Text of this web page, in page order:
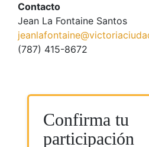
Contacto
Jean La Fontaine Santos
(787) 415-8672
Confirma tu
participación